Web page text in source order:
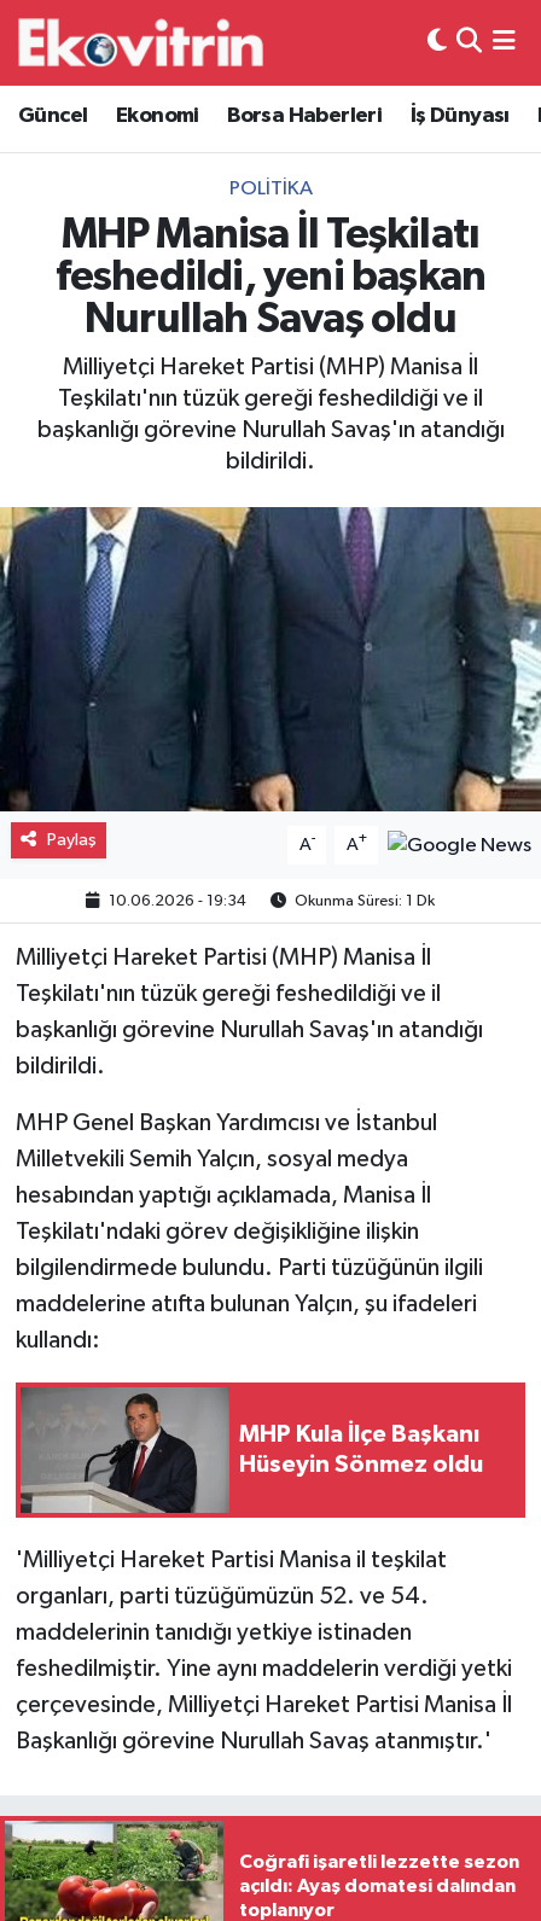
Güncel Ekonomi Borsa Haberleri İş Dünyası
POLITIKA
MHP Manisa İl Teşkilatı
feshedildi, yeni başkan
Nurullah Savaş oldu
Milliyetçi Hareket Partisi (MHP) Manisa İl
Teşkilatı'nın tüzük gereği feshedildiği ve il
başkanlığı görevine Nurullah Savaş'ın atandığı
bildirildi.
Paylaş A- A+
10.06.2026 - 19:34 Okunma Süresi: 1 Dk
Milliyetçi Hareket Partisi (MHP) Manisa İl
Teşkilatı'nın tüzük gereği feshedildiği ve il
başkanlığı görevine Nurullah Savaş'ın atandığı
bildirildi.
MHP Genel Başkan Yardımcısı ve İstanbul
Milletvekili Semih Yalçın, sosyal medya
hesabından yaptığı açıklamada, Manisa İl
Teşkilatı'ndaki görev değişikliğine ilişkin
bilgilendirmede bulundu. Parti tüzüğünün ilgili
maddelerine atıfta bulunan Yalçın, şu ifadeleri
kullandı:
MHP Kula İlçe Başkanı
Hüseyin Sönmez oldu
'Milliyetçi Hareket Partisi Manisa il teşkilat
organları, parti tüzüğümüzün 52. ve 54.
maddelerinin tanıdığı yetkiye istinaden
feshedilmiştir. Yine aynı maddelerin verdiği yetki
çerçevesinde, Milliyetçi Hareket Partisi Manisa İl
Başkanlığı görevine Nurullah Savaş atanmıştır.'
Coğrafi işaretli lezzette sezon
açıldı: Ayaş domatesi dalından
toplanıyor
Güncel
Ekonomi
Borsa Haberleri
İş Dünyası
Lojistik
Otovitrin
Magazin
Gayrimenkul
Spor
Eğitim
Hava Durumu
Trafik Durumu
Süper Lig Puan Durumu ve Fikstür
Tüm Manşetler
Son Dakika Haberleri
Haber Arşivi